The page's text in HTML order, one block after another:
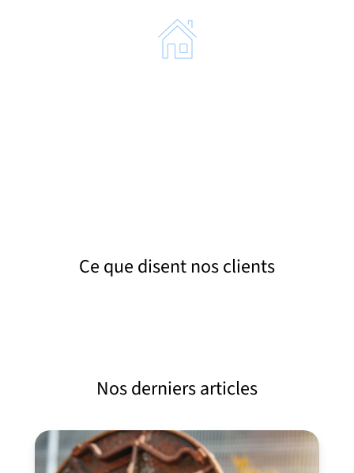
Ce que disent nos clients
Nos derniers articles